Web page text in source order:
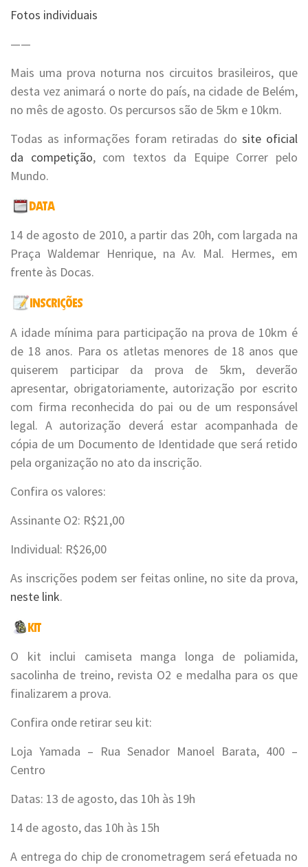
Fotos individuais
——
Mais uma prova noturna nos circuitos brasileiros, que
desta vez animará o norte do país, na cidade de Belém,
no mês de agosto. Os percursos são de 5km e 10km.
Todas as informações foram retiradas do site oficial
da competição, com textos da Equipe Correr pelo
Mundo.
14 de agosto de 2010, a partir das 20h, com largada na
Praça Waldemar Henrique, na Av. Mal. Hermes, em
frente às Docas.
A idade mínima para participação na prova de 10km é
de 18 anos. Para os atletas menores de 18 anos que
quiserem participar da prova de 5km, deverão
apresentar, obrigatoriamente, autorização por escrito
com firma reconhecida do pai ou de um responsável
legal. A autorização deverá estar acompanhada de
cópia de um Documento de Identidade que será retido
pela organização no ato da inscrição.
Confira os valores:
Assinante O2: R$21,00
Individual: R$26,00
As inscrições podem ser feitas online, no site da prova,
neste link.
O kit inclui camiseta manga longa de poliamida,
sacolinha de treino, revista O2 e medalha para os que
finalizarem a prova.
Confira onde retirar seu kit:
Loja Yamada – Rua Senador Manoel Barata, 400 –
Centro
Datas: 13 de agosto, das 10h às 19h
14 de agosto, das 10h às 15h
A entrega do chip de cronometragem será efetuada no